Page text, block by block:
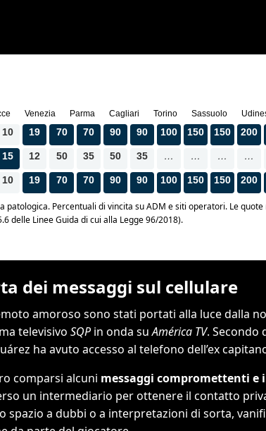
dei messaggi sul cellulare
amoroso sono stati portati alla luce dalla
televisivo SQP in onda suAmérica TV. Secondo
ha avuto accesso al telefono dell’ex
comparsi alcuni messaggi compromettenti e
un intermediario per ottenere il contatto
spazio a dubbi o a interpretazioni di sorta,